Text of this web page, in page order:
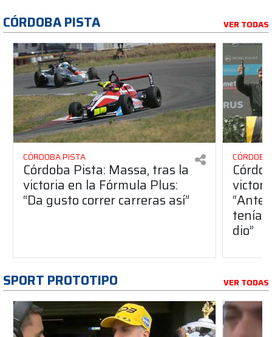
CÓRDOBA PISTA VER TODAS
CÓRDOBA PISTA
Córdoba Pista: Massa, tras la
victoria en la Fórmula Plus:
“Da gusto correr carreras así”
dio”
SPORT PROTOTIPO VER TODAS